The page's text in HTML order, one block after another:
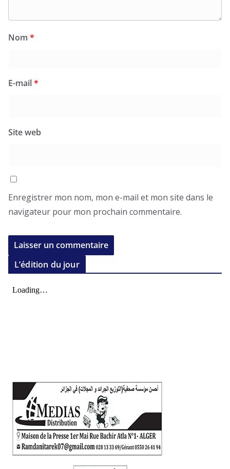
Nom *
E-mail*
Site web
Enregistrer mon nom, mon e-mail et mon site dans le
navigateur pour mon prochain commentaire.
L’édition du jour